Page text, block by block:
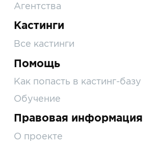
Агентства
Кастинги
Все кастинги
Помощь
Как попасть в кастинг-базу
Обучение
Правовая информация
О проекте